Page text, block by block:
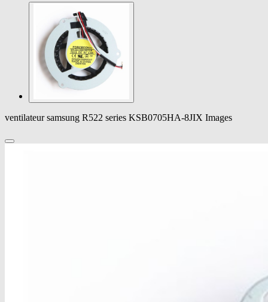
ventilateur samsung R522 series KSB0705HA-8JIX Images